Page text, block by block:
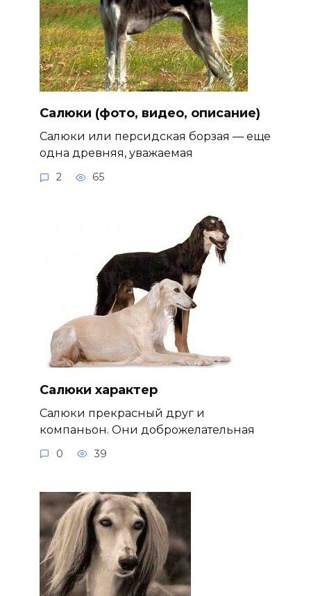
Салюки (фото, видео, описание)
Салюки или персидская борзая — еще
одна древняя, уважаемая
2 65
Салюки характер
Салюки прекрасный друг и
компаньон. Они доброжелательная
0 39